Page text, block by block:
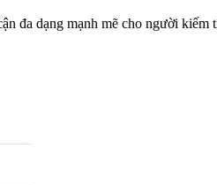
đa dạng mạnh mẽ cho người kiếm